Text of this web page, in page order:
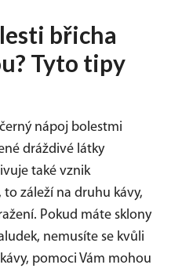
břicha
Tyto tipy
nápoj bolestmi
dráždivé látky
také vznik
to záleží na druhu kávy,
Pokud máte sklony
nemusíte se kvůli
pomoci Vám mohou